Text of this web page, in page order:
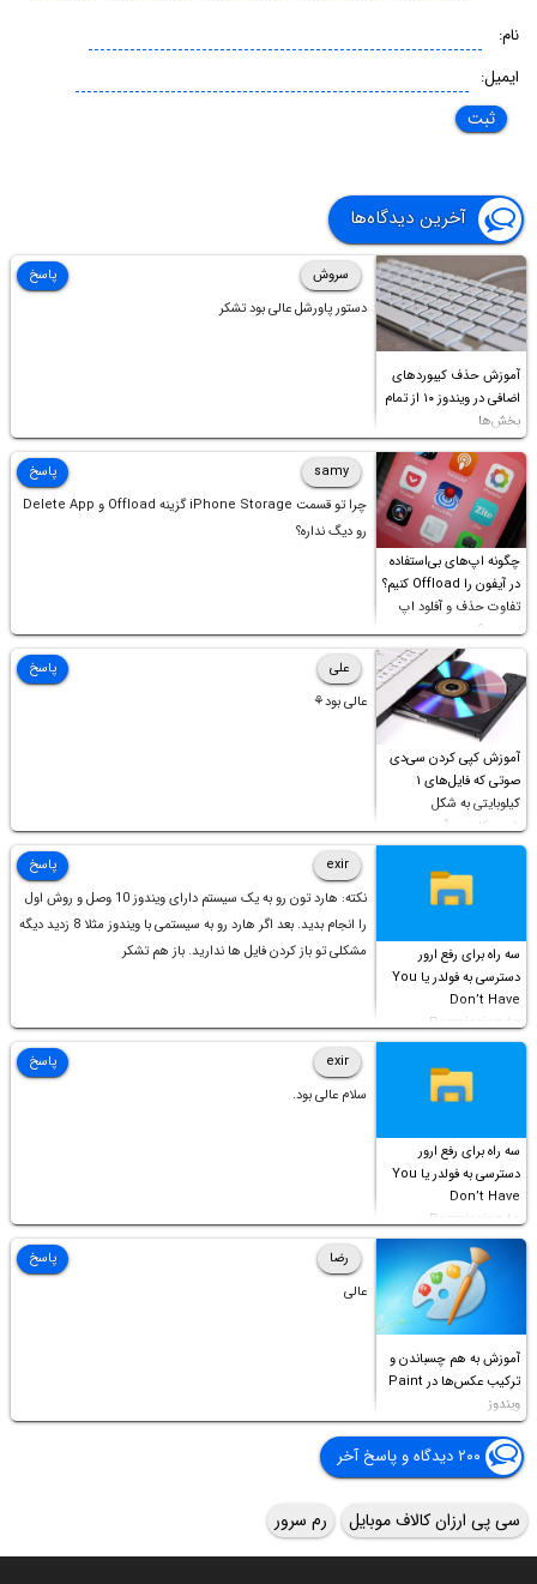
نام:
ایمیل:
آخرین دیدگاه‌ها
آموزش حذف کیبوردهای
اضافی در ویندوز ۱۰ از تمام
بخش‌ها
سروش
دستور پاورشل عالی بود تشکر
پاسخ
چگونه اپ‌های بی‌استفاده
در آیفون را Offload کنیم؟
تفاوت حذف و آفلود اپ
چیست؟
samy
چرا تو قسمت iPhone Storage گزینه Offload و Delete App
رو دیگ نداره؟
پاسخ
آموزش کپی کردن سی‌دی
صوتی که فایل‌های ۱
کیلوبایتی به شکل
شورت‌کات در آن موجود
است!
علی
عالی بود⚘
پاسخ
سه راه برای رفع ارور
دسترسی به فولدر یا You
Don’t Have
Permission to
Access this folder
exir
نکته: هارد تون رو به یک سیستم دارای ویندوز 10 وصل و روش اول
را انجام بدید. بعد اگر هارد رو به سیستمی با ویندوز مثلا 8 زدید دیگه
مشکلی تو باز کردن فایل ها ندارید. باز هم تشکر
پاسخ
سه راه برای رفع ارور
دسترسی به فولدر یا You
Don’t Have
Permission to
Access this folder
exir
سلام عالی بود.
پاسخ
آموزش به هم چسباندن و
ترکیب عکس‌ها در Paint
ویندوز
رضا
عالی
پاسخ
۲۰۰ دیدگاه و پاسخ آخر
سی پی ارزان کالاف موبایل رم سرور